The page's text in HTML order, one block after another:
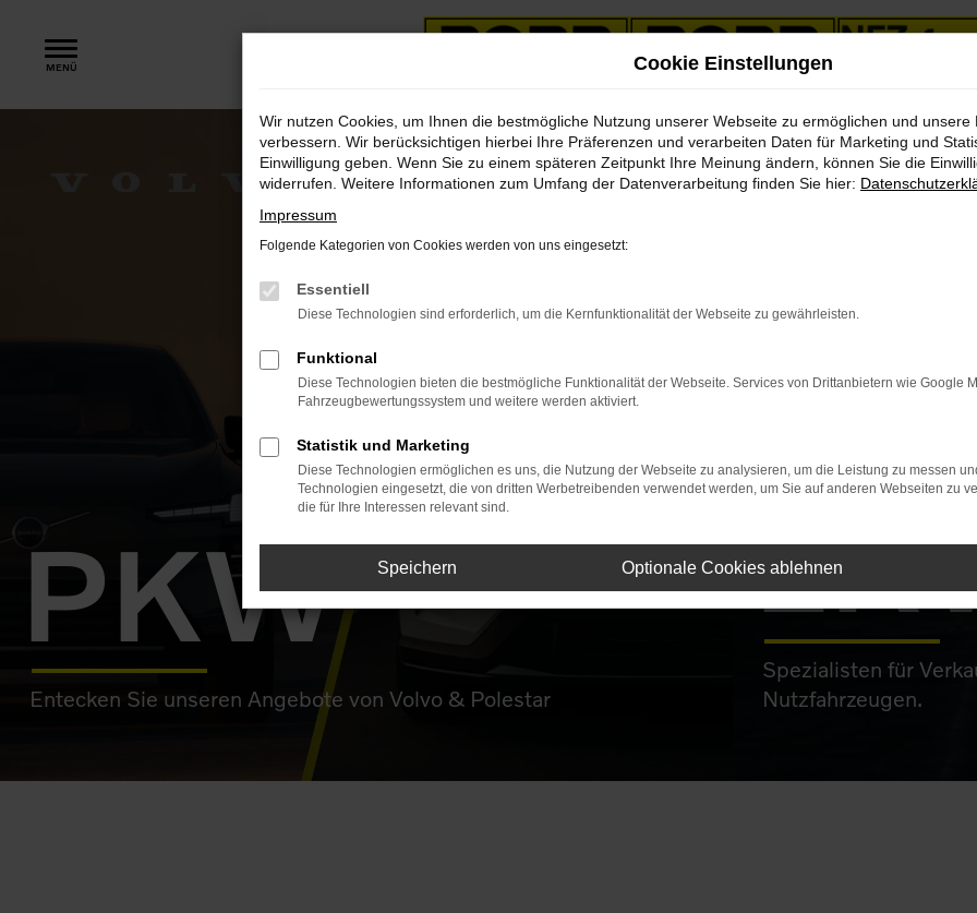
Hauptinhalt
springen
MENÜ
PKW
Entecken Sie unseren Angebote von Volvo & Polestar
Spezialisten für
Nutzfahrzeugen.
Cookie Einstellungen
Wir nutzen Cookies, um Ihnen die bestmögliche Nutzung unserer Webseite zu ermöglichen und
verbessern. Wir berücksichtigen hierbei Ihre Präferenzen und verarbeiten Daten für Marketing und
Einwilligung geben. Wenn Sie zu einem späteren Zeitpunkt Ihre Meinung ändern, können Sie die
widerrufen. Weitere Informationen zum Umfang der Datenverarbeitung finden Sie hier:
Impressum
Folgende Kategorien von Cookies werden von uns eingesetzt:
Essentiell
Diese Technologien sind erforderlich, um die Kernfunktionalität der Webseite zu gewährleisten.
Funktional
Diese Technologien bieten die bestmögliche Funktionalität der Webseite. Services von Drittanbietern wie Google
Fahrzeugbewertungssystem und weitere werden aktiviert.
Statistik und Marketing
Diese Technologien ermöglichen es uns, die Nutzung der Webseite zu analysieren, um die Leistung zu messen
Technologien eingesetzt, die von dritten Werbetreibenden verwendet werden, um Sie auf anderen Webseiten zu
die für Ihre Interessen relevant sind.
Speichern Optionale Cookies ablehnen